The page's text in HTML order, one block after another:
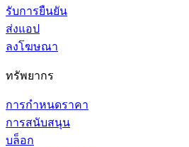
รับการยืนยัน
ส่งแอป
ลงโฆษณา
ทรัพยากร
การกำหนดราคา
การสนับสนุน
บล็อก